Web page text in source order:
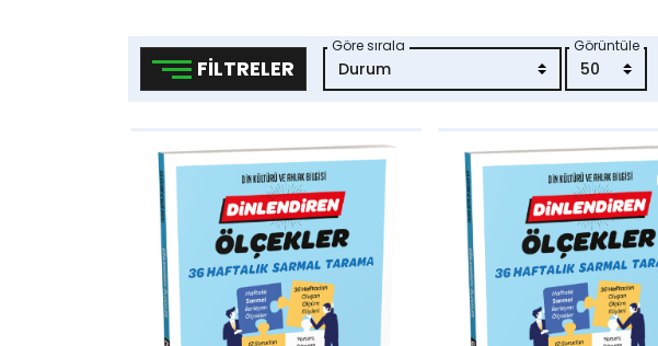
FILTRELER
Göre sırala Görüntüle
AddToWishlist AddToWishlist